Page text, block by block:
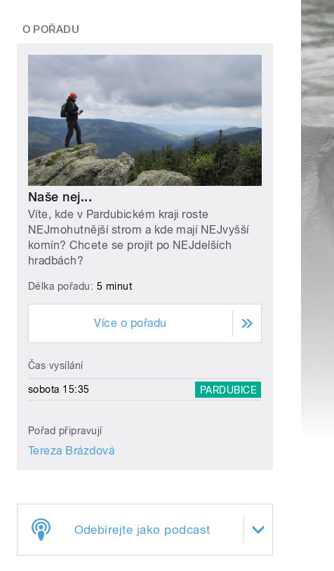
O POŘADU
Naše nej...
Víte, kde v Pardubickém kraji roste
NEJmohutnější strom a kde mají NEJvyšší
komín? Chcete se projít po NEJdelších
hradbách?
Délka pořadu: 5 minut
Více o pořadu
Čas vysílání
sobota 15:35 PARDUBICE
Pořad připravují
Tereza Brázdová
Odebírejte jako podcast